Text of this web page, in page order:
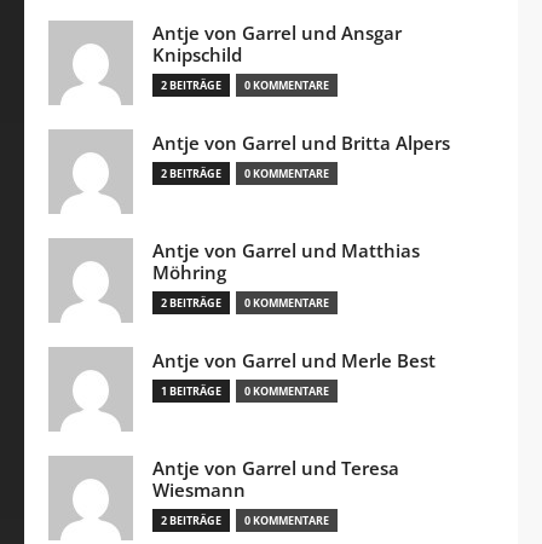
Antje von Garrel und Ansgar
Knipschild
2 BEITRÄGE 0 KOMMENTARE
Antje von Garrel und Britta Alpers
2 BEITRÄGE 0 KOMMENTARE
Antje von Garrel und Matthias
Möhring
2 BEITRÄGE 0 KOMMENTARE
Antje von Garrel und Merle Best
1 BEITRÄGE 0 KOMMENTARE
Antje von Garrel und Teresa
Wiesmann
2 BEITRÄGE 0 KOMMENTARE